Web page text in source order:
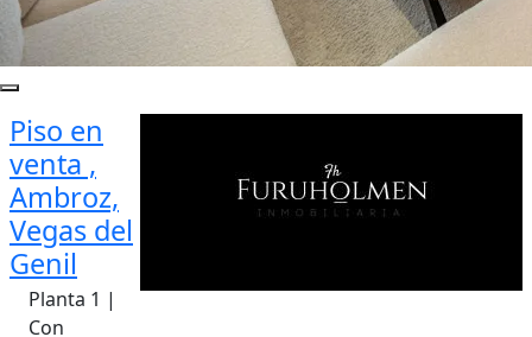
Piso en
venta ,
Ambroz,
Vegas del
Genil
Planta 1 |
Con